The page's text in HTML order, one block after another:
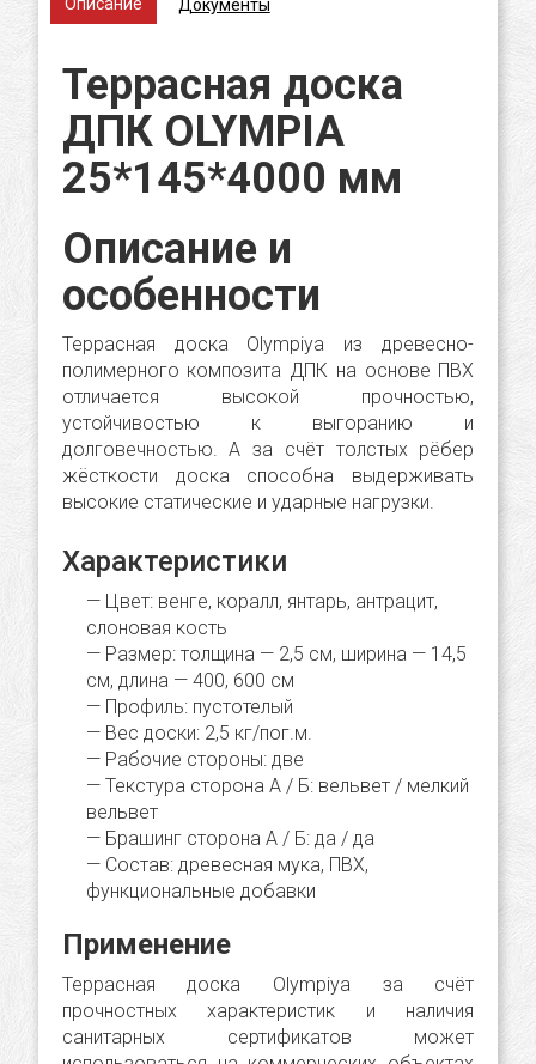
Документы
Террасная доска
ДПК OLYMPIA
25*145*4000 мм
Описание и
особенности
Террасная доска Olympiya из древесно-
полимерного композита ДПК на основе ПВХ
отличается высокой прочностью,
устойчивостью к выгоранию и
долговечностью. А за счёт толстых рёбер
жёсткости доска способна выдерживать
высокие статические и ударные нагрузки.
Характеристики
Цвет: венге, коралл, янтарь, антрацит,
слоновая кость
Размер: толщина — 2,5 cм, ширина — 14,5
cм, длина — 400, 600 cм
Профиль: пустотелый
Вес доски: 2,5 кг/пог.м.
Рабочие стороны: две
Текстура сторона А / Б: вельвет / мелкий
вельвет
Брашинг сторона А / Б: да / да
Состав: древесная мука, ПВХ,
функциональные добавки
Применение
Террасная доска Olympiya за счёт
прочностных характеристик и наличия
санитарных сертификатов может